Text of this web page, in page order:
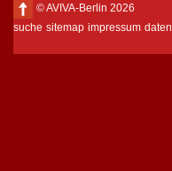
© AVIVA-Berlin 2026
suche sitemap impressum